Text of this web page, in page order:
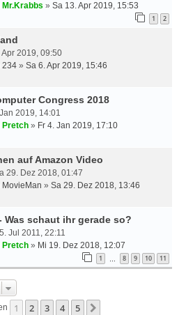
Mr.Krabbs » Sa 13. Apr 2019, 15:53
1 2
Apr 2019, 09:50
234 » Sa 6. Apr 2019, 15:46
Congress 2018
2019, 14:01
Pretch » Fr 4. Jan 2019, 17:10
auf Amazon Video
29. Dez 2018, 01:47
MovieMan » Sa 29. Dez 2018, 13:46
Was schaut ihr gerade so?
Jul 2011, 22:11
Pretch » Mi 19. Dez 2018, 12:07
1 8 9 10 11
1 2 3 4 5